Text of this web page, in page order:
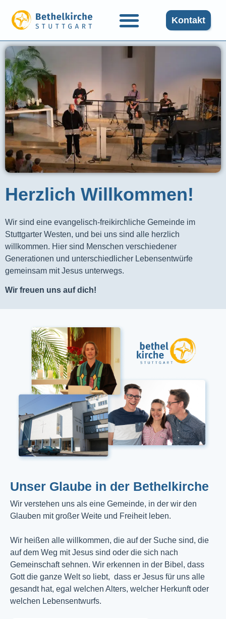
Kontakt
Herzlich Willkommen!
Wir sind eine evangelisch-freikirchliche Gemeinde im
Stuttgarter Westen, und bei uns sind alle herzlich
willkommen. Hier sind Menschen verschiedener
Generationen und unterschiedlicher Lebensentwürfe
gemeinsam mit Jesus unterwegs.
Wir freuen uns auf dich!
Unser Glaube in der Bethelkirche
Wir verstehen uns als eine Gemeinde, in der wir den
Glauben mit großer Weite und Freiheit leben.
Wir heißen alle willkommen, die auf der Suche sind, die
auf dem Weg mit Jesus sind oder die sich nach
Gemeinschaft sehnen. Wir erkennen in der Bibel, dass
Gott die ganze Welt so liebt, dass er Jesus für uns alle
gesandt hat, egal welchen Alters, welcher Herkunft oder
welchen Lebensentwurfs.